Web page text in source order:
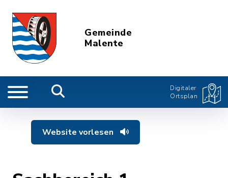
Gemeinde
Malente
Digitaler
Ortsplan
Website vorlesen